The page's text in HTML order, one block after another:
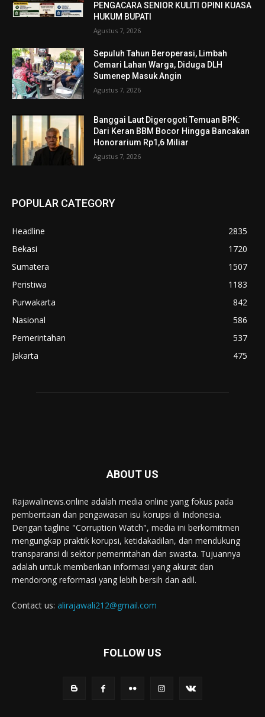
PENGACARA SENIOR KULITI OPINI KUASA
HUKUM BUPATI
Agustus 7, 2026
Sepuluh Tahun Beroperasi, Limbah
Cemari Lahan Warga, Diduga DLH
Sumenep Masuk Angin
Agustus 7, 2026
Banggai Laut Digerogoti Temuan BPK:
Dari Keran BBM Bocor Hingga Bancakan
Honorarium Rp1,6 Miliar
Agustus 7, 2026
POPULAR CATEGORY
Headline
2835
Bekasi
1720
Sumatera
1507
Peristiwa
1183
Purwakarta
842
Nasional
586
Pemerintahan
537
Jakarta
475
ABOUT US
Rajawalinews.online adalah media online yang fokus pada
pemberitaan dan pengawasan isu korupsi di Indonesia.
Dengan tagline "Corruption Watch", media ini berkomitmen
mengungkap praktik korupsi, ketidakadilan, dan mendukung
transparansi di sektor pemerintahan dan swasta. Tujuannya
adalah untuk memberikan informasi yang akurat dan
mendorong reformasi yang lebih bersih dan adil.
Contact us: alirajawali212@gmail.com
FOLLOW US